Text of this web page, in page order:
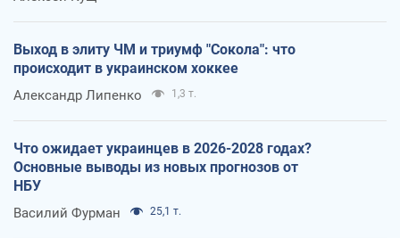
Выход в элиту ЧМ и триумф "Сокола": что
происходит в украинском хоккее
Александр Липенко 1,3 т.
Что ожидает украинцев в 2026-2028 годах?
Основные выводы из новых прогнозов от
НБУ
Василий Фурман 25,1 т.